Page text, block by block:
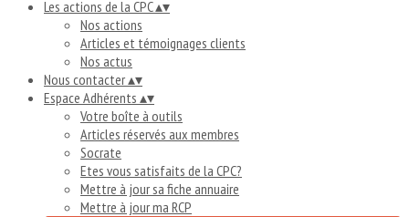
Les actions de la CPC▴▾
Nos actions
Articles et témoignages clients
Nos actus
Nous contacter▴▾
Espace Adhérents ▴▾
Votre boîte à outils
Articles réservés aux membres
Socrate
Etes vous satisfaits de la CPC?
Mettre à jour sa fiche annuaire
Mettre à jour ma RCP